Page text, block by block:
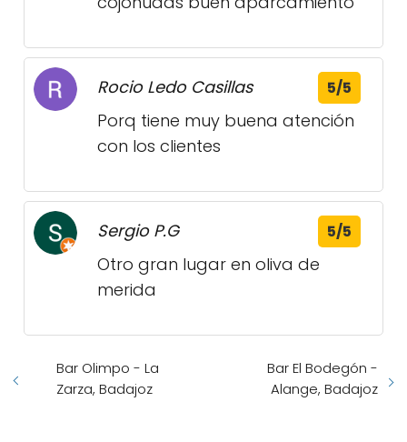
Rocio Ledo Casillas 5/5
Porq tiene muy buena atención
con los clientes
Sergio P.G 5/5
Otro gran lugar en oliva de
merida
Bar Olimpo - La
Zarza, Badajoz
Bar El Bodegón -
Alange, Badajoz